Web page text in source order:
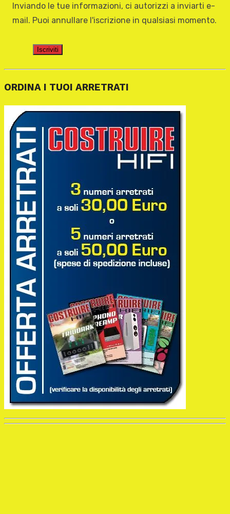
Inviando le tue informazioni, ci autorizzi a inviarti e-
mail. Puoi annullare l'iscrizione in qualsiasi momento.
Iscriviti
ORDINA I TUOI ARRETRATI